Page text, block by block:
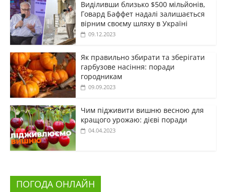
Виділивши близько $500 мільйонів,
Говард Баффет надалі залишається
вірним своєму шляху в Україні
09.12.2023
Як правильно збирати та зберігати
гарбузове насіння: поради
городникам
09.09.2023
Чим підживити вишню весною для
кращого урожаю: дієві поради
04.04.2023
ПОГОДА ОНЛАЙН